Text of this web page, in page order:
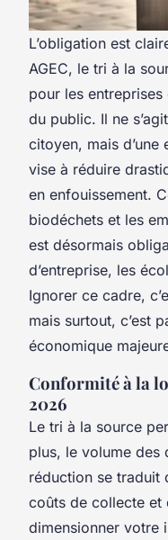
L’obligation est
AGEC, le tri à la
pour les
du public. Il ne
citoyen, mais d’une
vise à réduire
en enfouissement.
biodéchets et les
est désormais
d’entreprise, les
Ignorer ce cadre,
mais surtout, c’est
économique
Conformité à la
2026
Le tri à la source
plus, le volume des
réduction se traduit
coûts de collecte et
dimensionner votre